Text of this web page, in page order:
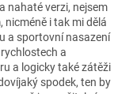
nahaté verzi, nejsem
i tak mi dělá
a sportovní nasazení
a
a logicky také zátěži
spodek, ten by